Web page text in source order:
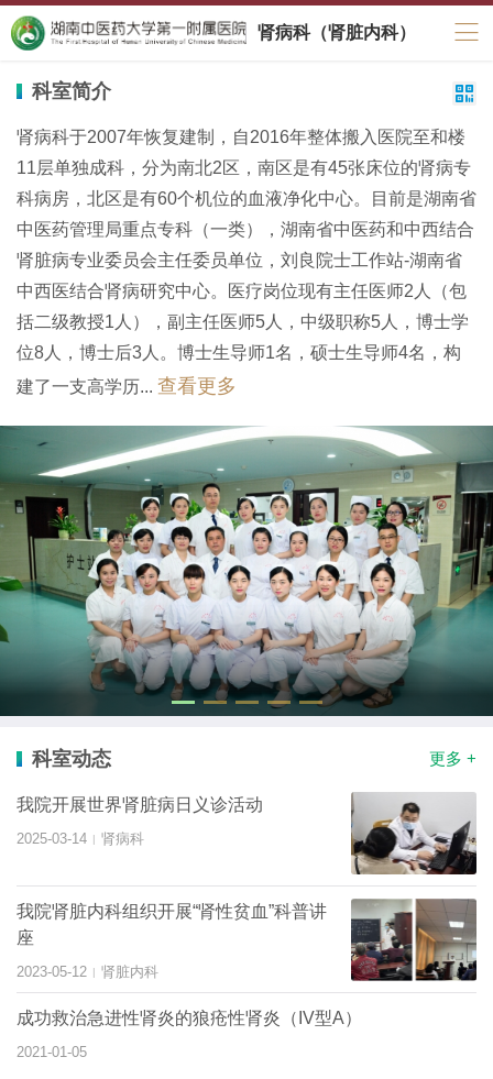
肾病科（肾脏内科）
科室简介 
肾病科于2007年恢复建制，自2016年整体搬入医院至和楼
11层单独成科，分为南北2区，南区是有45张床位的肾病专
科病房，北区是有60个机位的血液净化中心。目前是湖南省
中医药管理局重点专科（一类），湖南省中医药和中西结合
肾脏病专业委员会主任委员单位，刘良院士工作站-湖南省
中西医结合肾病研究中心。医疗岗位现有主任医师2人（包
括二级教授1人），副主任医师5人，中级职称5人，博士学
位8人，博士后3人。博士生导师1名，硕士生导师4名，构
建了一支高学历... 查看更多
科室动态 更多 +
我院开展世界肾脏病日义诊活动
2025-03-14 | 肾病科
我院肾脏内科组织开展“肾性贫血”科普讲
座
2023-05-12 | 肾脏内科
成功救治急进性肾炎的狼疮性肾炎（IV型A）
2021-01-05